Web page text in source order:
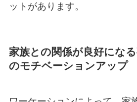
ットがあります。
家族との関係が良好にな
のモチベーションアップ